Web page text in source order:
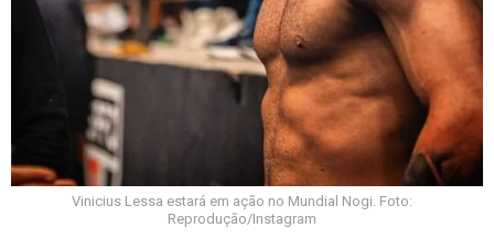
Vinicius Lessa estará em ação no Mundial Nogi. Foto:
Reprodução/Instagram